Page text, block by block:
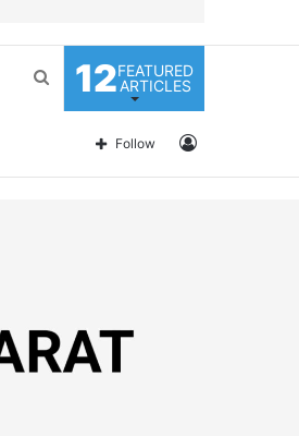
12FEATURED
ARTICLES
Search
Log
Follow